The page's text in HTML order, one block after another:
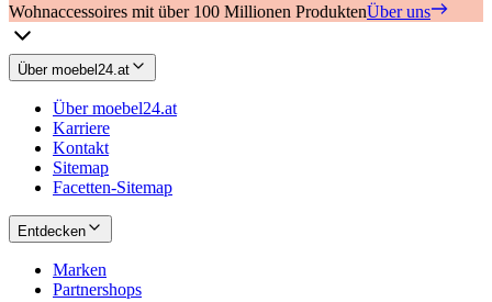
Wohnaccessoires mit über 100 Millionen ProduktenÜber uns
Über moebel24.at
Über moebel24.at
Karriere
Kontakt
Sitemap
Facetten-Sitemap
Entdecken
Marken
Partnershops